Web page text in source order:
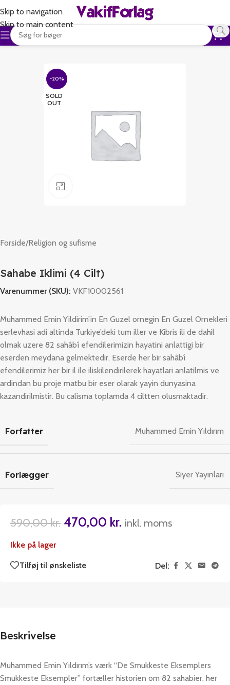
Skip to navigation
Skip to main content
-20%
SOLD
OUT
Forside/Religion og sufisme
Sahabe Iklimi (4 Cilt)
Varenummer (SKU): VKF10002561
Muhammed Emin Yildirim’in En Guzel ornegin En Guzel Ornekleri
serlevhasi adi altinda Turkiye’deki tum iller ve Kibris ili de dahil
olmak uzere 82 sahâbî efendilerimizin hayatini anlattigi bir
eserden meydana gelmektedir. Eserde her bir sahâbî
efendilerimiz her bir il ile iliskilendirilerek hayatlari anlatilmis ve
ardindan bu proje matbu bir eser olarak yayin dunyasina
kazandirilmistir. Bu calisma toplamda 4 ciltten olusmaktadir.
Forfatter Muhammed Emin Yıldırım
Forlægger Siyer Yayınları
590,00kr. 470,00 kr. inkl. moms
Ikke på lager
Tilføj til ønskeliste Del:
Beskrivelse
Muhammed Emin Yıldırım’s værk “De Smukkeste Eksemplers
Smukkeste Eksempler” fortæller historien om 82 sahabier, her